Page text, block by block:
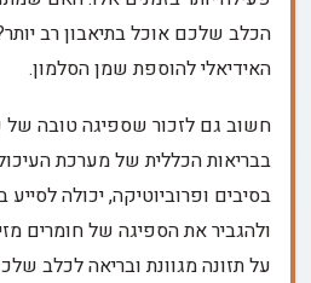
הכלב שלכם אוכל בתיאבון רב
האידיאלי להוספת שמן הסלמון.
חשוב גם לזכור שספיגה טובה של
בבריאות הכללית של מערכת
בסיבים ופרוביוטיקה, יכולה
ולהגביר את הספיגה של חומרים
על תזונה מגוונת ובריאה לכלב